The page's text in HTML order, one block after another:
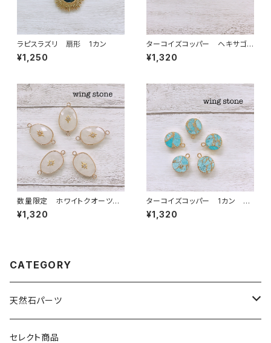
ラピスラズリ 扇形 1カン
¥1,250
ターコイズコッパー ヘキサゴン
型 1カン
¥1,320
数量限定 ホワイトクオーツ
ワンポイント付き 2カン
¥1,320
ターコイズコッパー 1カン 丸
型
¥1,320
CATEGORY
天然石パーツ
天然石
セレクト商品